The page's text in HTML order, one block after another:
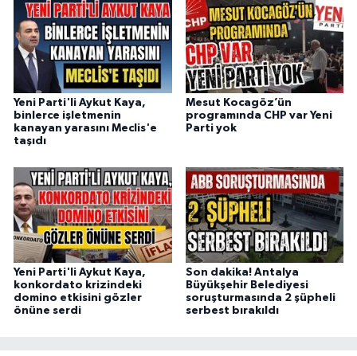
Yeni Parti'li Aykut Kaya,
binlerce işletmenin
kanayan yarasını Meclis'e
taşıdı
Mesut Kocagöz’ün
programında CHP var Yeni
Parti yok
Yeni Parti'li Aykut Kaya,
konkordato krizindeki
domino etkisini gözler
önüne serdi
Son dakika! Antalya
Büyükşehir Belediyesi
soruşturmasında 2 şüpheli
serbest bırakıldı